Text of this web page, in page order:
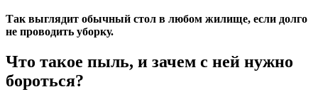
Так выглядит обычный стол в любом жилище, если долго
не проводить уборку.
Что такое пыль, и зачем с ней нужно
бороться?